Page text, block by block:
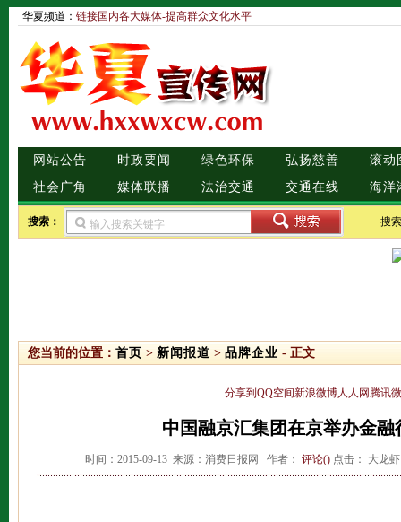
华夏频道： 链接国内各大媒体-提高群众文化水平
网站公告 时政要闻 绿色环保 弘扬慈善
滚动
社会广角
媒体联播 法治交通 交通在线 海洋
搜索： 搜
您当前的位置： 首页 > 新闻报道 > 品牌企业 - 正文
分享到 QQ空间新浪微博人人网 腾讯
中国融京汇集团在京举办金融
时间：2015-09-13 来源：消费日报网 作者： 评论()点击： 大龙